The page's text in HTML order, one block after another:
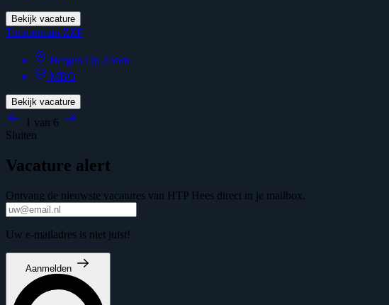
Bekijk vacature
Timmerman ZZP
Bergen Op Zoom
MBO
Bekijk vacature
1 van 6
Sluiten
Vacature alert
Ontvang de nieuwste vacatures van HTP Hees direct in je mailbox.
Uw e-mailadres is niet juist!
Aanmelden